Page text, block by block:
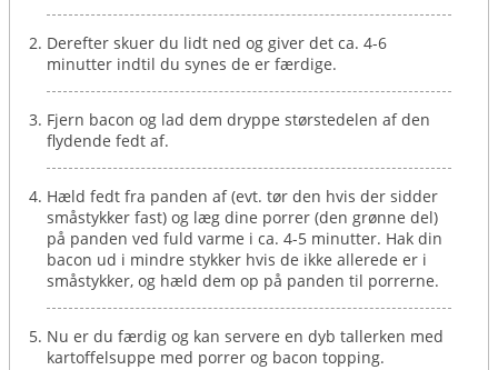
Derefter skuer du lidt ned og giver det ca. 4-6
minutter indtil du synes de er færdige.
Fjern bacon og lad dem dryppe størstedelen af den
flydende fedt af.
Hæld fedt fra panden af (evt. tør den hvis der sidder
småstykker fast) og læg dine porrer (den grønne del)
på panden ved fuld varme i ca. 4-5 minutter. Hak din
bacon ud i mindre stykker hvis de ikke allerede er i
småstykker, og hæld dem op på panden til porrerne.
Nu er du færdig og kan servere en dyb tallerken med
kartoffelsuppe med porrer og bacon topping.